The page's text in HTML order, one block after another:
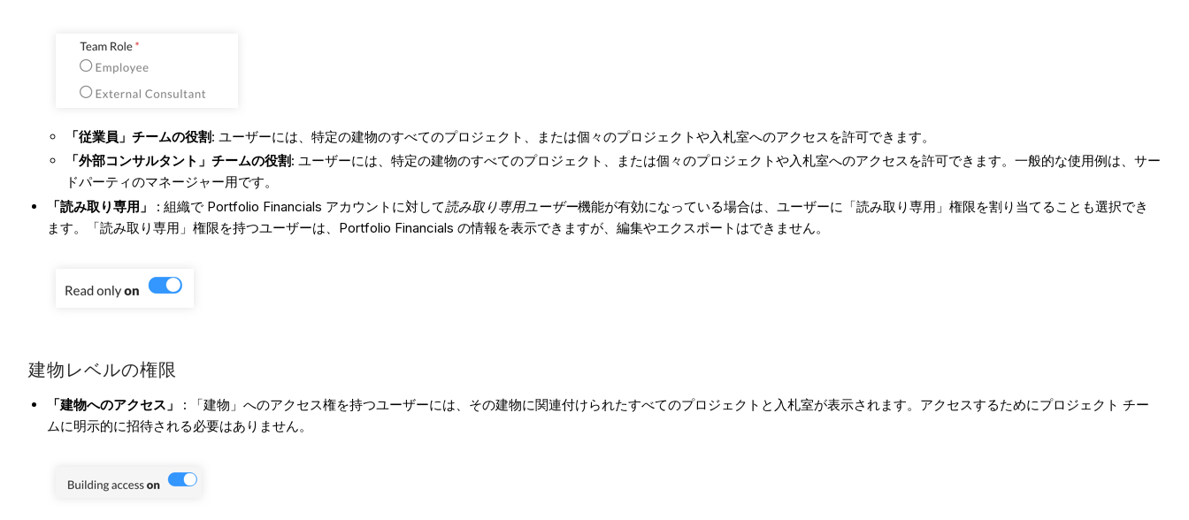
「従業員」チームの役割: ユーザーには、特定の建物のすべてのプロジェクト、または個々のプロジェクトや入札室へのアクセスを許可できます。
「外部コンサルタント」チームの役割: ユーザーには、特定の建物のすべてのプロジェクト、または個々のプロジェクトや入札室へのアクセスを許可できます。一般的な使用例は、サー
ドパーティのマネージャー用です。
「読み取り専用」
: 組織で Portfolio Financials アカウントに対して読み取り専用ユーザー機能が有効になっている場合は、ユーザーに「読み取り専用」権限を割り当てることも選択でき
ます。「読み取り専用」権限を持つユーザーは、Portfolio Financials の情報を表示できますが、編集やエクスポートはできません。
建物レベルの権限
「建物へのアクセス」
: 「建物」へのアクセス権を持つユーザーには、その建物に関連付けられたすべてのプロジェクトと入札室が表示されます。アクセスするためにプロジェクト チー
ムに明示的に招待される必要はありません。